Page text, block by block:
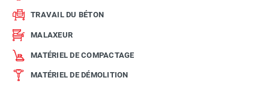
TRAVAIL DU BÉTON
MALAXEUR
MATÉRIEL DE COMPACTAGE
MATÉRIEL DE DÉMOLITION